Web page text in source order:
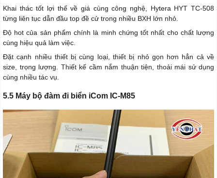
Khai thác tốt lợi thế về giá cùng công nghệ, Hytera HYT TC-508
từng liên tục dẫn đầu top đề cử trong nhiều BXH lớn nhỏ.
Độ hot của sản phẩm chính là minh chứng tốt nhất cho chất lượng
cùng hiệu quả làm việc.
Đặt cạnh nhiều thiết bị cùng loại, thiết bị nhỏ gọn hơn hẳn cả về
size, trọng lượng. Thiết kế cầm nắm thuận tiện, thoải mái sử dụng
cùng nhiều tác vụ.
5.5 Máy bộ đàm đi biển iCom IC-M85